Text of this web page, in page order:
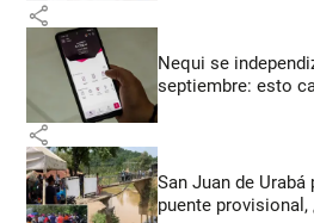
share
Nequi se
septiembre: esto
share
San Juan de
puente